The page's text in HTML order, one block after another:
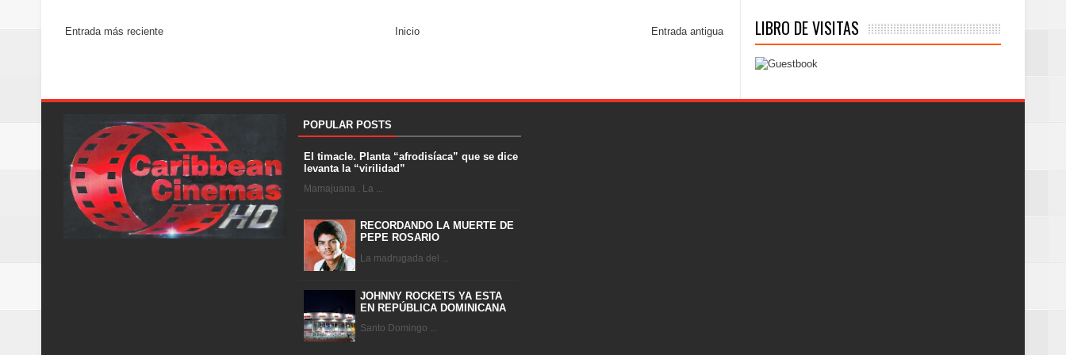
Entrada más reciente Entrada antigua
Inicio LIBRO DE VISITAS
POPULAR POSTS
El timacle. Planta “afrodisíaca” que se dice
levanta la “virilidad”
Mamajuana . La ...
RECORDANDO LA MUERTE DE
PEPE ROSARIO
La madrugada del ...
JOHNNY ROCKETS YA ESTA
EN REPÚBLICA DOMINICANA
Santo Domingo ...